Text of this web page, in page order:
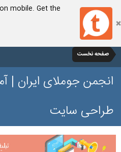
mobile. Get the
صفحه نخست
انجمن جوملای ایران |
طراحی سایت